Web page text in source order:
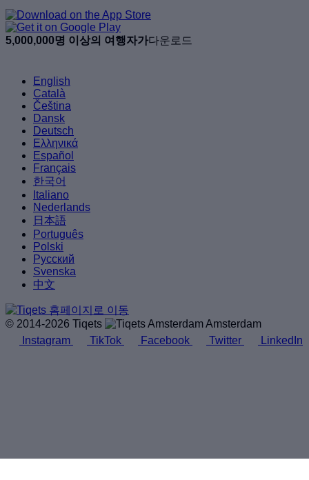
5,000,000명 이상의 여행자가다운로드
English
Català
Čeština
Dansk
Deutsch
Ελληνικά
Español
Français
한국어
Italiano
Nederlands
日本語
Português
Polski
Русский
Svenska
中文
© 2014-2026 Tiqets
Amsterdam
Instagram
TikTok Facebook Twitter LinkedIn